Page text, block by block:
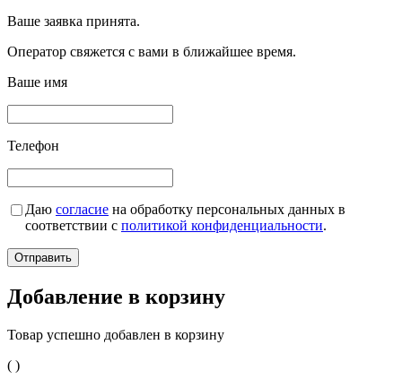
Ваше заявка принята.
Оператор свяжется с вами в ближайшее время.
Ваше имя
Телефон
Даю согласие на обработку персональных данных в
соответствии с политикой конфиденциальности.
Добавление в корзину
Товар успешно добавлен в корзину
( )